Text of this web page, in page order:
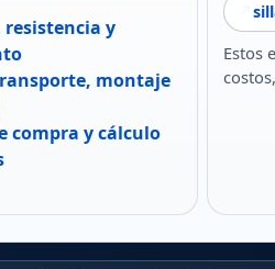
resistencia y
montaje
compra y cálculo
Estos